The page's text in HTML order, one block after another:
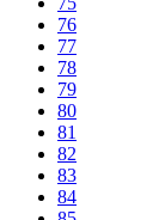
76
77
78
79
80
81
82
83
84